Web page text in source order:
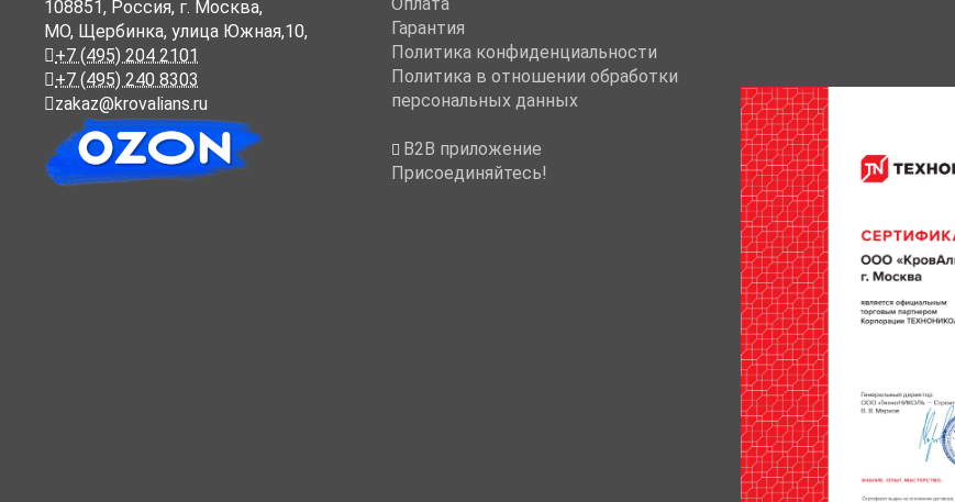
108851, Россия, г. Москва,
МО, Щербинка, улица Южная,10,
+7 (495) 204 2101
+7 (495) 240 8303
zakaz@krovalians.ru
Гарантия
Политика конфиденциальности
Политика в отношении обработки
персональных данных
B2B приложение
Присоединяйтесь!